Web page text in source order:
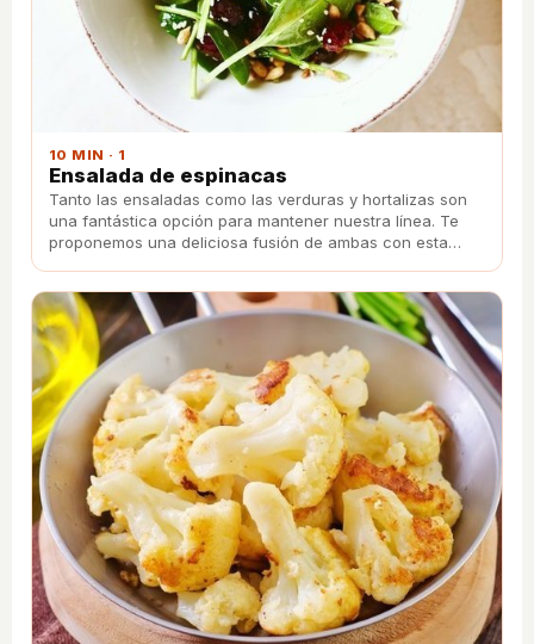
10 MIN · 1
Ensalada de espinacas
Tanto las ensaladas como las verduras y hortalizas son
una fantástica opción para mantener nuestra línea. Te
proponemos una deliciosa fusión de ambas con esta